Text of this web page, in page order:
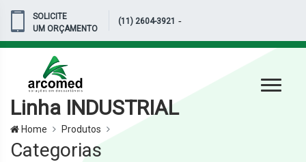
SOLICITE
UM ORÇAMENTO
(11) 2604-3921 -
Linha INDUSTRIAL
Home Produtos
Categorias